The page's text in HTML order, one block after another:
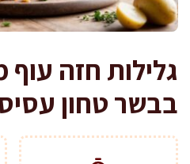
גלילות חזה
בבשר טחון